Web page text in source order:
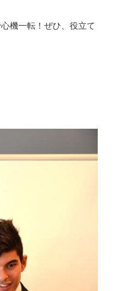
機一転！ぜひ、役立て